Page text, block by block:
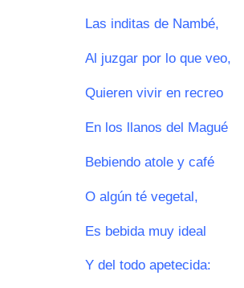
Las inditas de Nambé,
Al juzgar por lo que veo,
Quieren vivir en recreo
En los llanos del Magué
Bebiendo atole y café
O algún té vegetal,
Es bebida muy ideal
Y del todo apetecida: